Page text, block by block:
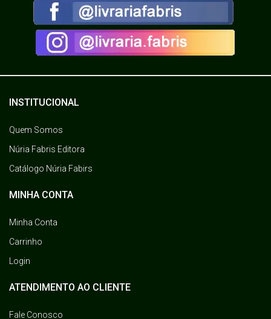
INSTITUCIONAL
Quem Somos
Núria Fabris Editora
Catálogo Núria Fabirs
MINHA CONTA
Minha Conta
Carrinho
Login
ATENDIMENTO AO CLIENTE
Fale Conosco